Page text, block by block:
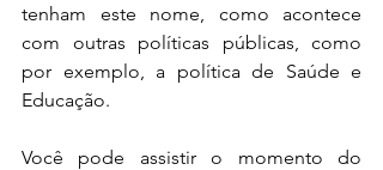
tenham este nome, como acontece
com outras políticas públicas, como
por exemplo, a política de Saúde e
Educação.
Você pode assistir o momento do